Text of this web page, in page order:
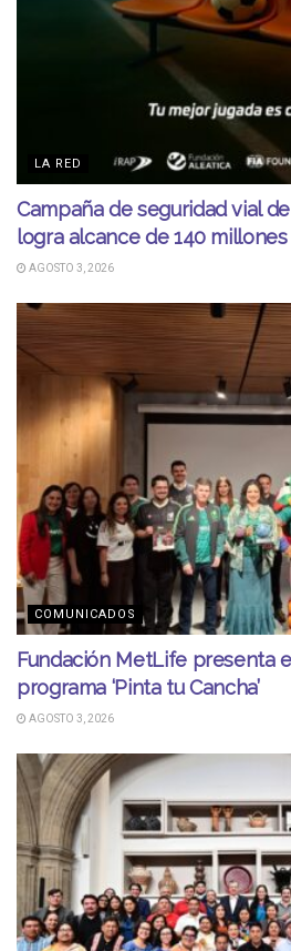
LA RED
Campaña de seguridad vial
logra alcance de 140 millones
AGOSTO 3, 2026
COMUNICADOS
Fundación MetLife presenta
programa ‘Pinta tu Cancha’
AGOSTO 3, 2026